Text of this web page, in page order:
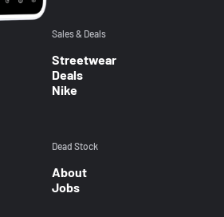
Sales & Deals
Streetwear
Deals
Nike
Dead Stock
About
Jobs